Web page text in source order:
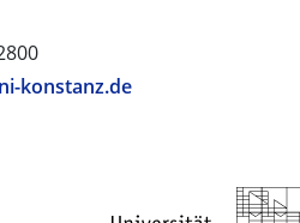
konstanz.de